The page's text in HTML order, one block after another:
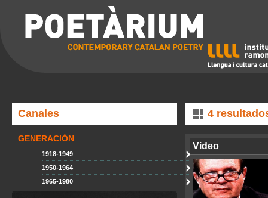
Canales
GENERACIÓN
1918-1949
1950-1964
1965-1980
4
Video